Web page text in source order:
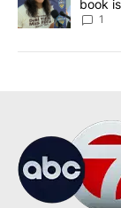
book
1